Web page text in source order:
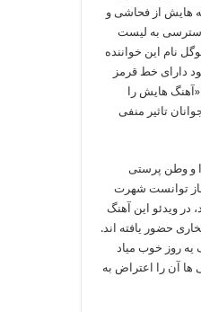
هایش از فحاشی و
دسترسی به لیست
نام این خواننده
دارای خط قرمز
هایش را
تاثیر منفی
و وطن‌ پرستی
توانست شهرت
در ویدئو این آهنگ
حضور یافته اند.
روز خوب میاد
خواند و خیلی ها آن را اعتراض به